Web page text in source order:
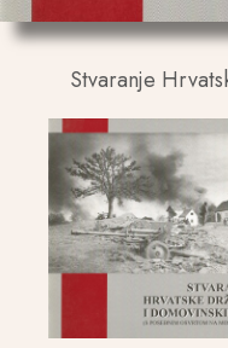
Stvaranje